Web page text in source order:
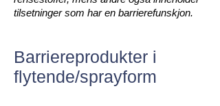
tilsetninger som har en barrierefunskjon.
Barriereprodukter i
flytende/sprayform